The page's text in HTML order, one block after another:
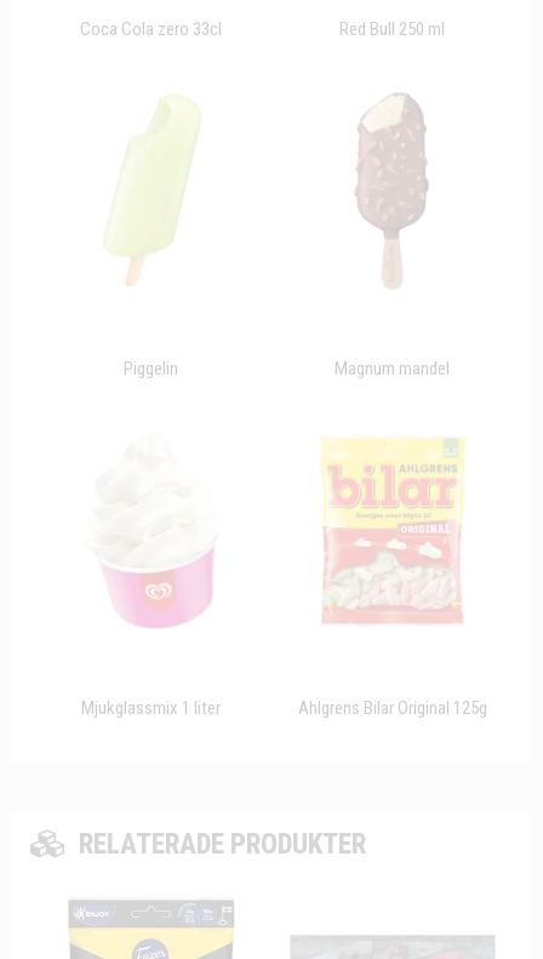
Coca Cola zero 33cl Red Bull 250 ml
Piggelin Magnum mandel
Mjukglassmix 1 liter Ahlgrens Bilar Original 125g
RELATERADE PRODUKTER